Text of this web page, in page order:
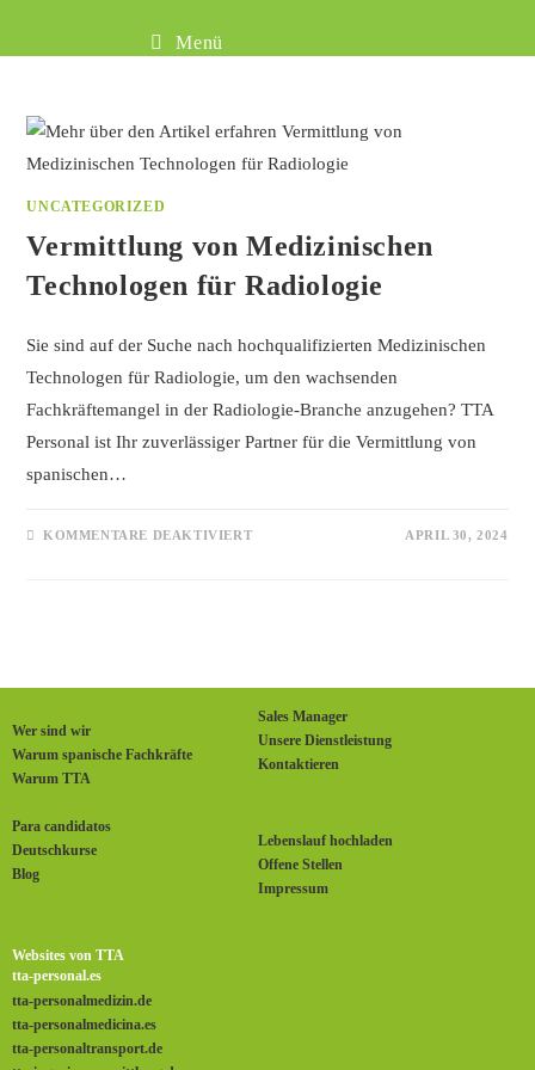
Menü
UNCATEGORIZED
Vermittlung von Medizinischen
Technologen für Radiologie
Sie sind auf der Suche nach hochqualifizierten Medizinischen
Technologen für Radiologie, um den wachsenden
Fachkräftemangel in der Radiologie-Branche anzugehen? TTA
Personal ist Ihr zuverlässiger Partner für die Vermittlung von
spanischen…
KOMMENTARE DEAKTIVIERT APRIL 30, 2024
Wer sind wir
Warum spanische Fachkräfte
Warum TTA
Sales Manager
Unsere Dienstleistung
Kontaktieren
Para candidatos
Deutschkurse
Blog
Lebenslauf hochladen
Offene Stellen
Impressum
Websites von TTA
tta-personal.es
tta-personalmedizin.de
tta-personalmedicina.es
tta-personaltransport.de